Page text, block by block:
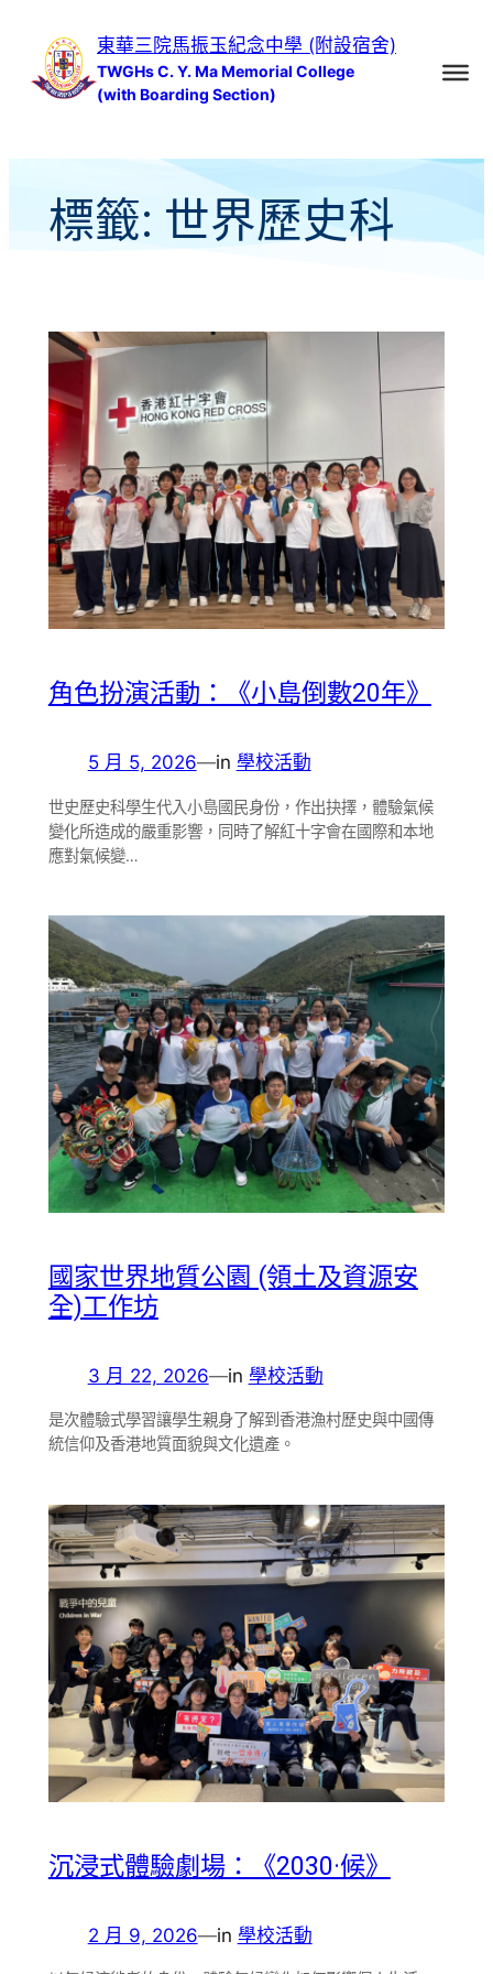
容
東華三院馬振玉紀念中學 (附設宿舍)
TWGHs C. Y. Ma Memorial College
(with Boarding Section)
標籤: 世界歷史科
角色扮演活動：《小島倒數20年》
5 月 5, 2026—in 學校活動
世史歷史科學生代入小島國民身份，作出抉擇，體驗氣候
變化所造成的嚴重影響，同時了解紅十字會在國際和本地
應對氣候變…
國家世界地質公園 (領土及資源安
全)工作坊
3 月 22, 2026—in 學校活動
是次體驗式學習讓學生親身了解到香港漁村歷史與中國傳
統信仰及香港地質面貌與文化遺產。
沉浸式體驗劇場：《2030·候》
2 月 9, 2026—in 學校活動